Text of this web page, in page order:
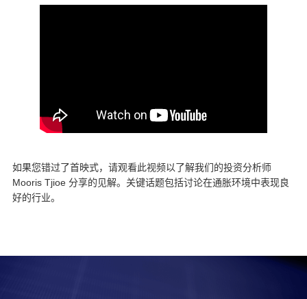
如果您错过了首映式，请观看此视频以了解我们的投资分析师
Mooris Tjioe 分享的见解。关键话题包括讨论在通胀环境中表现良
好的行业。